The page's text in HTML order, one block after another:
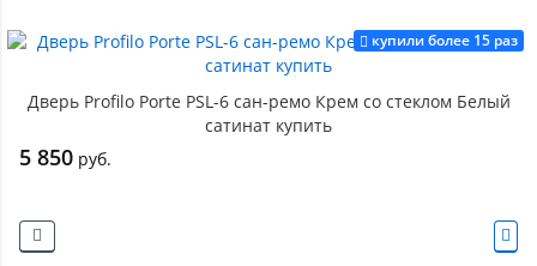
купили более 15 раз
Дверь Profilo Porte PSL-6 сан-ремо Крем со стеклом Белый
сатинат купить
5 850 руб.